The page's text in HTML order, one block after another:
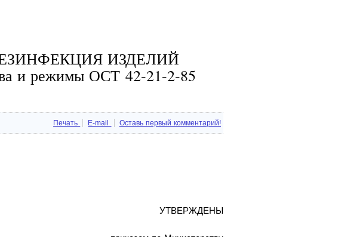
ИЗДЕЛИЙ
режимы ОСТ 42-21-2-85
Печать E-mail Оставь первый комментарий!
УТВЕРЖДЕНЫ